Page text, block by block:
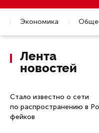
Экономика
Недвижимость
Лента
новостей
Стало известно о сети
по распространению в
фейков